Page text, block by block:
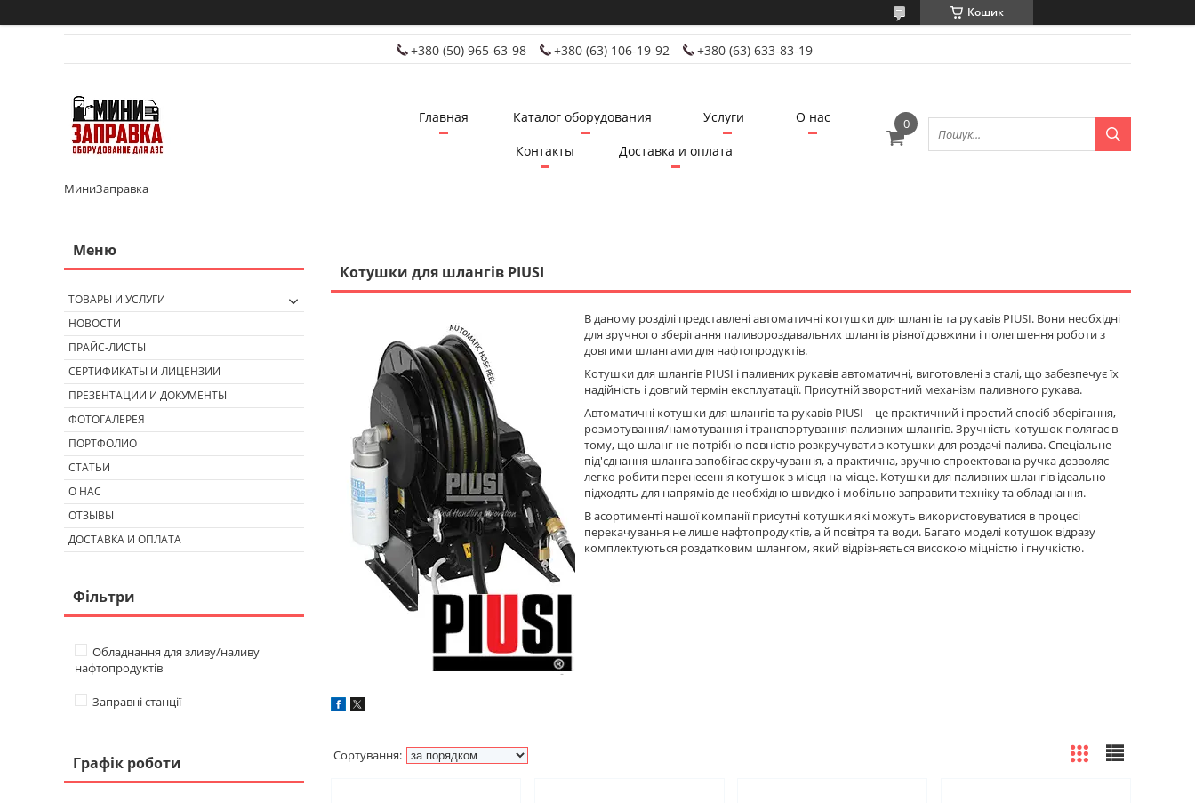
Кошик
+380 (50) 965-63-98 +380 (63) 106-19-92 +380 (63) 633-83-19
МиниЗаправка
Главная Каталог оборудования Услуги
О нас
Контакты
Доставка и оплата
Котушки для шлангів PIUSI
В даному розділі представлені автоматичні котушки для шлангів та рукавів PIUSI. Вони необхідні
для зручного зберігання паливороздавальних шлангів різної довжини і полегшення роботи з
довгими шлангами для нафтопродуктів.
Котушки для шлангів PIUSI і паливних рукавів автоматичні, виготовлені з сталі, що забезпечує їх
надійність і довгий термін експлуатації. Присутній зворотний механізм паливного рукава.
Автоматичні котушки для шлангів та рукавів PIUSI – це практичний і простий спосіб зберігання,
розмотування/намотування і транспортування паливних шлангів. Зручність котушок полягає в
тому, що шланг не потрібно повністю розкручувати з котушки для роздачі палива. Спеціальне
під'єднання шланга запобігає скручування, а практична, зручно спроектована ручка дозволяє
легко робити перенесення котушок з місця на місце. Котушки для паливних шлангів ідеально
підходять для напрямів де необхідно швидко і мобільно заправити техніку та обладнання.
В асортименті нашої компанії присутні котушки які можуть використовуватися в процесі
перекачування не лише нафтопродуктів, а й повітря та води. Багато моделі котушок відразу
комплектуються роздатковим шлангом, який відрізняється високою міцністю і гнучкістю.
ТОВАРЫ И УСЛУГИ
НОВОСТИ
ПРАЙС-ЛИСТЫ
СЕРТИФИКАТЫ И ЛИЦЕНЗИИ
ПРЕЗЕНТАЦИИ И ДОКУМЕНТЫ
ФОТОГАЛЕРЕЯ
ПОРТФОЛИО
СТАТЬИ
О НАС
ОТЗЫВЫ
ДОСТАВКА И ОПЛАТА
Фільтри
Обладнання для зливу/наливу
нафтопродуктів
Заправні станції
Графік роботи